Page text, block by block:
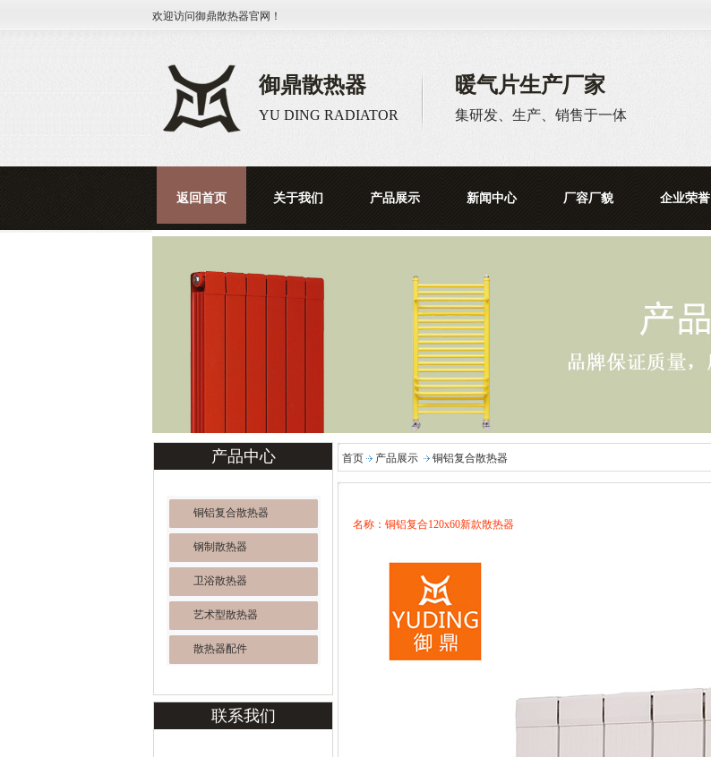
欢迎访问御鼎散热器官网！
御鼎散热器 暖气片生产厂家
YU DING RADIATOR 集研发、生产、销售于一体
返回首页 关于我们 产品展示 新闻中心 厂容厂貌 企业荣誉
产品中心
铜铝复合散热器
钢制散热器
卫浴散热器
艺术型散热器
散热器配件
联系我们
首页 产品展示 铜铝复合散热器
名称：铜铝复合120x60新款散热器